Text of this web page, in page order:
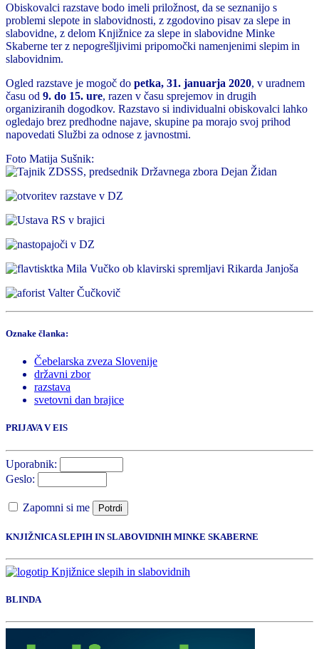
Obiskovalci razstave bodo imeli priložnost, da se seznanijo s
problemi slepote in slabovidnosti, z zgodovino pisav za slepe in
slabovidne, z delom Knjižnice za slepe in slabovidne Minke
Skaberne ter z nepogrešljivimi pripomočki namenjenimi slepim in
slabovidnim.
Ogled razstave je mogoč do petka, 31. januarja 2020, v uradnem
času od 9. do 15. ure, razen v času sprejemov in drugih
organiziranih dogodkov. Razstavo si individualni obiskovalci lahko
ogledajo brez predhodne najave, skupine pa morajo svoj prihod
napovedati Službi za odnose z javnostmi.
Foto Matija Sušnik:
Oznake članka:
Čebelarska zveza Slovenije
državni zbor
razstava
svetovni dan brajice
PRIJAVA V EIS
Uporabnik:
Geslo:
Zapomni si me Potrdi
KNJIŽNICA SLEPIH IN SLABOVIDNIH MINKE SKABERNE
BLINDA